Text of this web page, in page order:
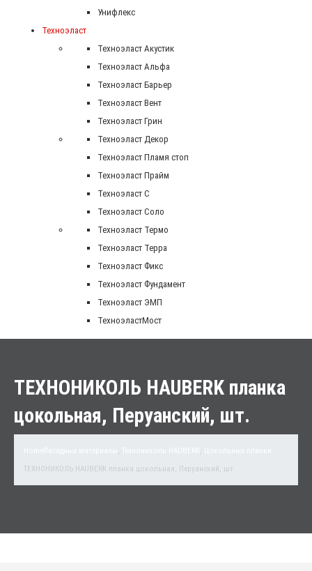
Унифлекс
Техноэласт
Техноэласт Акустик
Техноэласт Альфа
Техноэласт Барьер
Техноэласт Вент
Техноэласт Грин
Техноэласт Декор
Техноэласт Пламя стоп
Техноэласт Прайм
Техноэласт С
Техноэласт Соло
Техноэласт Термо
Техноэласт Терра
Техноэласт Фикс
Техноэласт Фундамент
Техноэласт ЭМП
ТехноэластМост
ТЕХНОНИКОЛЬ HAUBERK планка
цокольная, Перуанский, шт.
, ,
ТЕХНОНИКОЛЬ HAUBERK планка цокольная, Перуанский, шт.